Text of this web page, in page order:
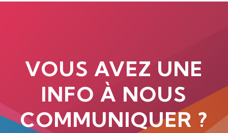
VOUS AVEZ UNE
INFO À NOUS
COMMUNIQUER ?